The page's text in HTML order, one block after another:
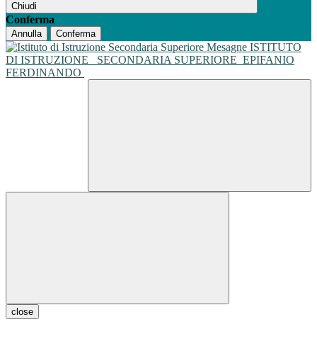
Chiudi
Conferma
Annulla Conferma
ISTITUTO
DI ISTRUZIONE
SECONDARIA SUPERIORE EPIFANIO
FERDINANDO
close